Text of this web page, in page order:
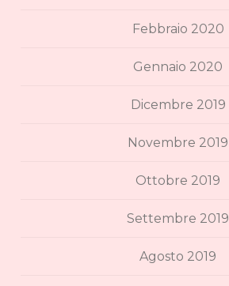
Febbraio 2020
Gennaio 2020
Dicembre 2019
Novembre 2019
Ottobre 2019
Settembre 2019
Agosto 2019